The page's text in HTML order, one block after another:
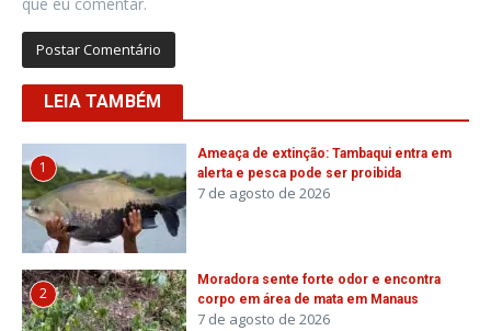
que eu comentar.
LEIA TAMBÉM
1
Ameaça de extinção: Tambaqui entra em
alerta e pesca pode ser proibida
7 de agosto de 2026
2
Moradora sente forte odor e encontra
corpo em área de mata em Manaus
7 de agosto de 2026